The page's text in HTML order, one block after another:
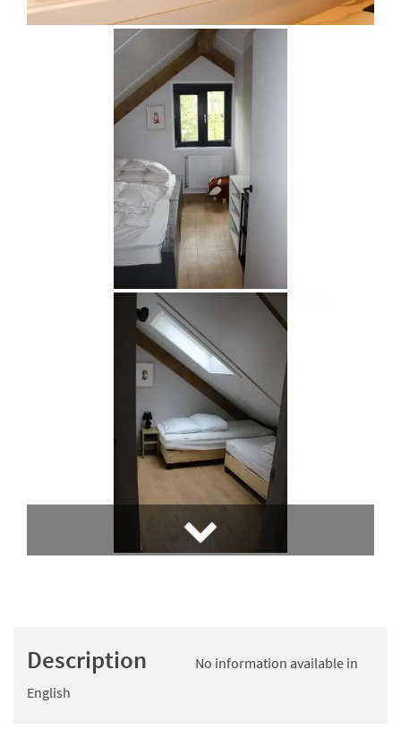
Description
No information available in
English